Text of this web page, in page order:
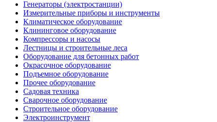
Генераторы (электростанции)
Измерительные приборы и инструменты
Климатическое оборудование
Клининговое оборудование
Компрессоры и насосы
Лестницы и строительные леса
Оборудование для бетонных работ
Окрасочное оборудование
Подъемное оборудование
Прочее оборудование
Садовая техника
Сварочное оборудование
Строительное оборудование
Электроинструмент